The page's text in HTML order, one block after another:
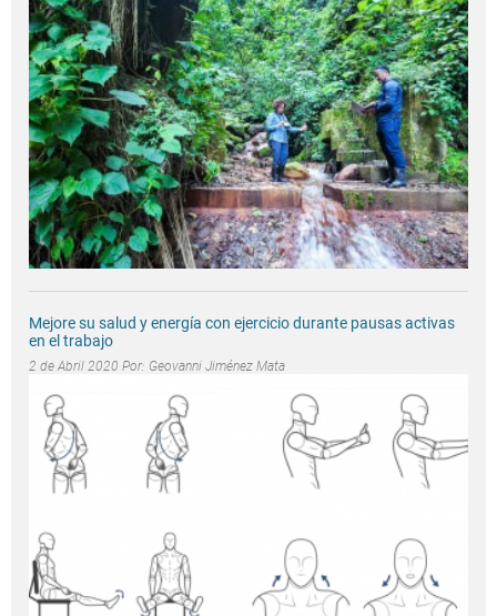
Mejore su salud y energía con ejercicio durante pausas activas
en el trabajo
2 de Abril 2020 Por: Geovanni Jiménez Mata